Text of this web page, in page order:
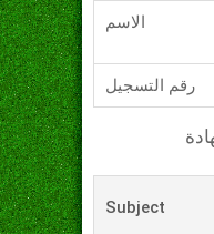
الاسم
رقم التسجيل
Subject